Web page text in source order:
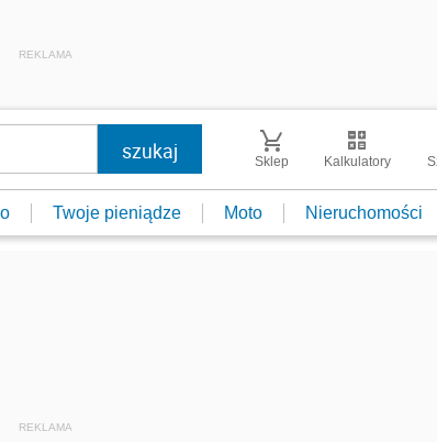
REKLAMA
Sklep Kalkulatory
Twoje pieniądze Moto Nieruchomości